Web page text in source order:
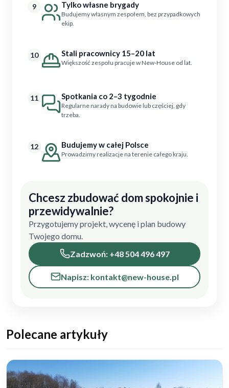
9 Tylko własne brygady
Budujemy własnym zespołem, bez przypadkowych
ekip.
10 Stali pracownicy 15–20 lat
Większość zespołu pracuje w New-House od lat.
11 Spotkania co 2–3 tygodnie
Regularne narady na budowie lub częściej, gdy
trzeba.
12 Budujemy w całej Polsce
Prowadzimy realizacje na terenie całego kraju.
Chcesz zbudować dom spokojnie i
przewidywalnie?
Przygotujemy projekt, wycenę i plan budowy
Twojego domu.
Zadzwoń: +48 504 496 497
Napisz: kontakt@new-house.pl
Polecane artykuły